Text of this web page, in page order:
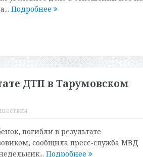
Подробнее
ДТП в Тарумовском
погибли в результате
сообщила пресс-служба МВД
Подробнее